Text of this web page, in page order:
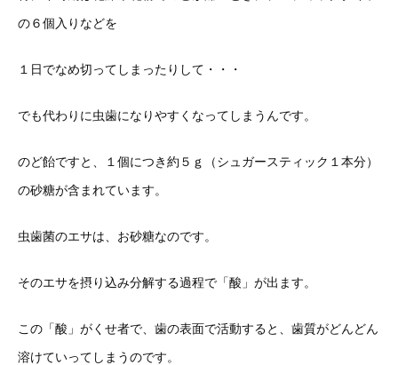
の６個入りなどを
１日でなめ切ってしまったりして・・・
でも代わりに虫歯になりやすくなってしまうんです。
のど飴ですと、１個につき約５ｇ（シュガースティック１本分）
の砂糖が含まれています。
虫歯菌のエサは、お砂糖なのです。
そのエサを摂り込み分解する過程で「酸」が出ます。
この「酸」がくせ者で、歯の表面で活動すると、歯質がどんどん
溶けていってしまうのです。